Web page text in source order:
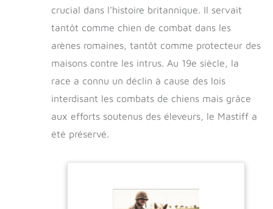
allie narration amusante et souvenirs
de toute famille.
crucial dans l’histoire britannique. Il servait
tantôt comme chien de combat dans les
arènes romaines, tantôt comme protecteur des
maisons contre les intrus. Au 19e siècle, la
race a connu un déclin à cause des lois
interdisant les combats de chiens mais grâce
aux efforts soutenus des éleveurs, le Mastiff a
été préservé.